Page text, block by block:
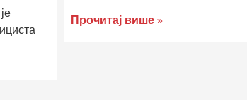
Прочитај више »